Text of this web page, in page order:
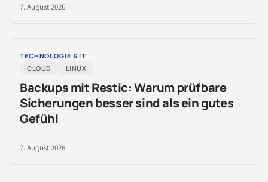
7. August 2026
TECHNOLOGIE & IT
CLOUD
LINUX
Backups mit Restic: Warum prüfbare
Sicherungen besser sind als ein gutes
Gefühl
7. August 2026